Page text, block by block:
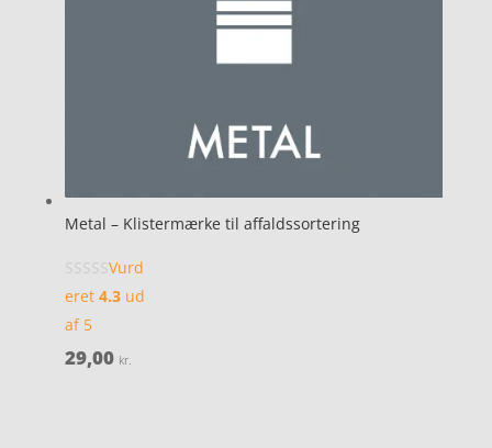
Metal – Klistermærke til affaldssortering
Vurd
eret 4.3ud
af 5
29,00 kr.